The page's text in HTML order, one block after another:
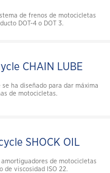
de frenos de motocicletas
DOT-4 o DOT 3.
CHAIN LUBE
ha diseñado para dar máxima
de motocicletas.
SHOCK OIL
de motocicletas
de viscosidad ISO 22.